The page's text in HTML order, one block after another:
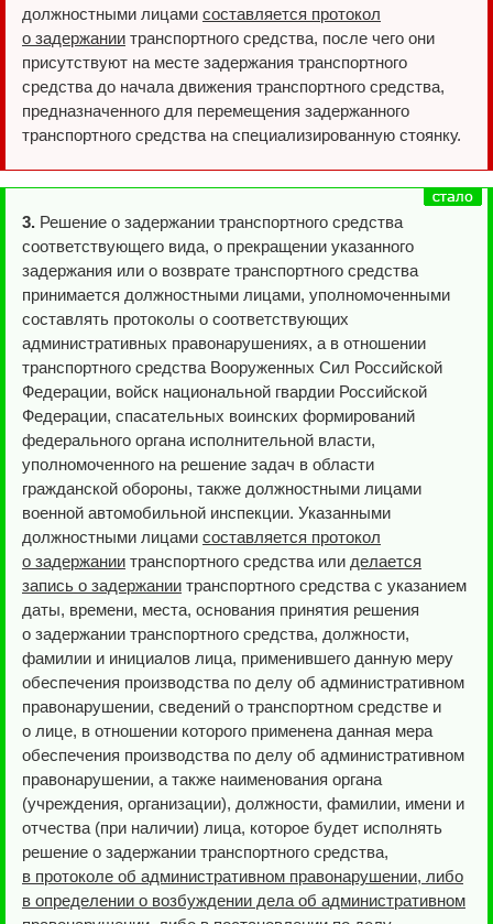
должностными лицами составляется протокол
о задержании транспортного средства, после чего они
присутствуют на месте задержания транспортного
средства до начала движения транспортного средства,
предназначенного для перемещения задержанного
транспортного средства на специализированную стоянку.
3. Решение о задержании транспортного средства
соответствующего вида, о прекращении указанного
задержания или о возврате транспортного средства
принимается должностными лицами, уполномоченными
составлять протоколы о соответствующих
административных правонарушениях, а в отношении
транспортного средства Вооруженных Сил Российской
Федерации, войск национальной гвардии Российской
Федерации, спасательных воинских формирований
федерального органа исполнительной власти,
уполномоченного на решение задач в области
гражданской обороны, также должностными лицами
военной автомобильной инспекции. Указанными
должностными лицами составляется протокол
о задержании транспортного средства или делается
запись о задержании транспортного средства с указанием
даты, времени, места, основания принятия решения
о задержании транспортного средства, должности,
фамилии и инициалов лица, применившего данную меру
обеспечения производства по делу об административном
правонарушении, сведений о транспортном средстве и
о лице, в отношении которого применена данная мера
обеспечения производства по делу об административном
правонарушении, а также наименования органа
(учреждения, организации), должности, фамилии, имени и
отчества (при наличии) лица, которое будет исполнять
решение о задержании транспортного средства,
в протоколе об административном правонарушении, либо
в определении о возбуждении дела об административном